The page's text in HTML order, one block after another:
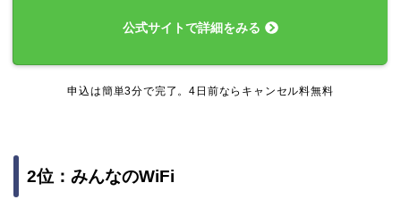
公式サイトで詳細をみる
申込は簡単3分で完了。4日前ならキャンセル料無料
2位：みんなのWiFi